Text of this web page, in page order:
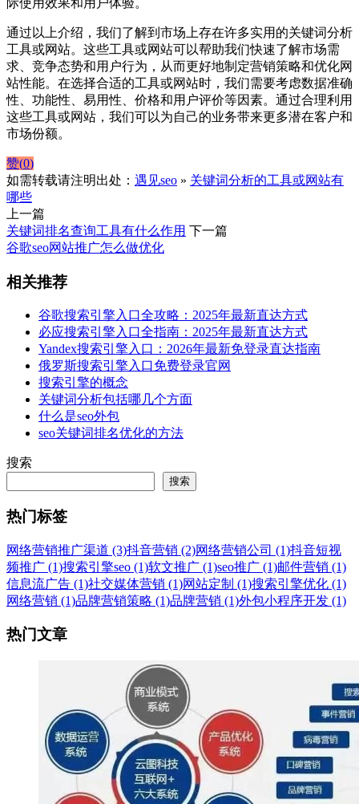
通过以上介绍，我们了解到市场上存在许多实用的关键词分析
工具或网站。这些工具或网站可以帮助我们快速了解市场需
求、竞争态势和用户行为，从而更好地制定营销策略和优化网
站性能。在选择合适的工具或网站时，我们需要考虑数据准确
性、功能性、易用性、价格和用户评价等因素。通过合理利用
这些工具或网站，我们可以为自己的业务带来更多潜在客户和
市场份额。
赞(0)
如需转载请注明出处： 遇见seo » 关键词分析的工具或网站有
哪些
上一篇
关键词排名查询工具有什么作用 下一篇
谷歌seo网站推广怎么做优化
相关推荐
谷歌搜索引擎入口全攻略：2025年最新直达方式
必应搜索引擎入口全指南：2025年最新直达方式
Yandex搜索引擎入口：2026年最新免登录直达指南
俄罗斯搜索引擎入口免费登录官网
搜索引擎的概念
关键词分析包括哪几个方面
什么是seo外包
seo关键词排名优化的方法
搜索
搜索
热门标签
网络营销推广渠道 (3)抖音营销 (2)网络营销公司 (1)抖音短视
频推广 (1)搜索引擎seo (1)软文推广 (1)seo推广 (1)邮件营销 (1)
信息流广告 (1)社交媒体营销 (1)网站定制 (1)搜索引擎优化 (1)
网络营销 (1)品牌营销策略 (1)品牌营销 (1)外包小程序开发 (1)
热门文章